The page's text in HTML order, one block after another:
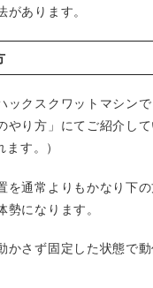
があります。
ックスクワットマシン
やり方」にてご紹介し
ます。）
を通常よりもかなり下の
勢になります。
かさず固定した状態で